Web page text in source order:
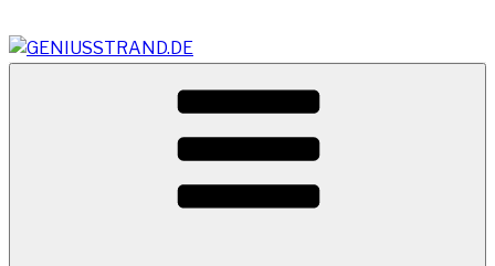
Inhalt
springen
GENIUSSTRAND.DE
Vom Geniusstrand zum JadeWeserPort/Container
Terminal Wilhelmshaven